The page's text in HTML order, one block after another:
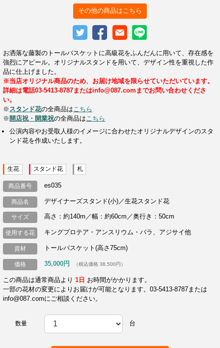
その他の商品はこちら
お洒落な藤製のトールバスケットに高級花をふんだんに用いて、存在感を
強烈にアピール。オリジナルスタンドを用いて、デザイン性を重視した作
品に仕上げました。
※当店オリジナル商品のため、お届け地域を限らせていただいています。
詳細は電話03-5413-8787またはinfo@087.comまでお問い合わせくださ
い。
※ スタンド花の全商品はこちら
※ 開店祝・開業祝の全商品はこちら
公演内容やお受取人様のイメージに合わせたオリジナルデザインのスタ
ンド花を作成いたします。
生花 スタンド花 札
商品番号 es035
商品名 デザイナーズスタンド(小)／生花スタンド花
サイズ 高さ：約140m／幅：約60cm／奥行き：50cm
使用する花 キングプロテア・アンスリウム・バラ、アジサイ他
資材 トールバスケット(高さ75cm)
価格 35,000円 （税込価格 38,500円）
この商品は通常商品より1日 お時間がかかります。
一部の花材の変更によりお届けが可能となります。03-5413-8787または
info@087.comにご相談ください。
数量 台